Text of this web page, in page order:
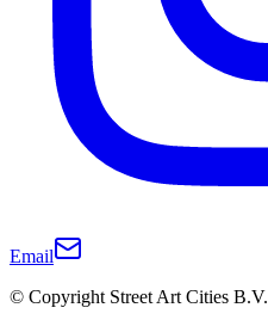
Email
© Copyright Street Art Cities B.V.